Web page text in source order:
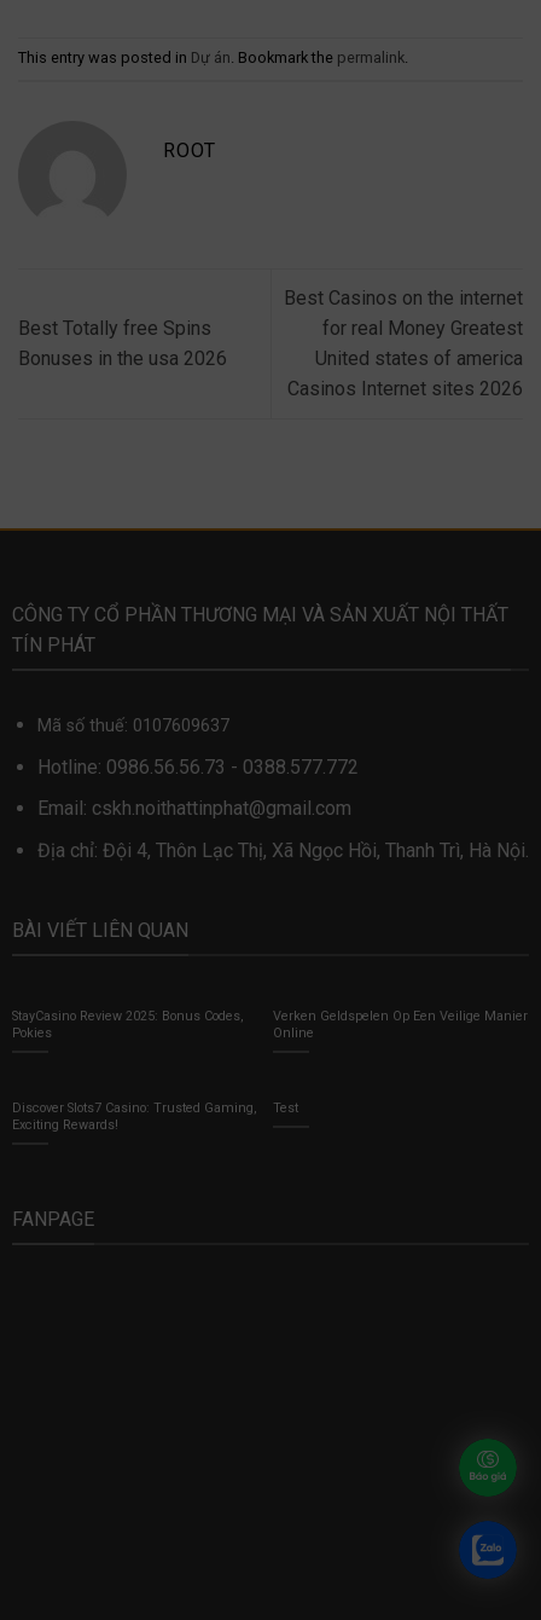
This entry was posted in Dự án. Bookmark the permalink.
ROOT
Best Totally free Spins
Bonuses in the usa 2026
Best Casinos on the internet
for real Money Greatest
United states of america
Casinos Internet sites 2026
CÔNG TY CỔ PHẦN THƯƠNG MẠI VÀ SẢN XUẤT NỘI THẤT
TÍN PHÁT
Mã số thuế: 0107609637
Hotline: 0986.56.56.73 - 0388.577.772
Email: cskh.noithattinphat@gmail.com
Địa chỉ: Đội 4, Thôn Lạc Thị, Xã Ngọc Hồi, Thanh Trì, Hà Nội.
BÀI VIẾT LIÊN QUAN
StayCasino Review 2025: Bonus Codes,
Pokies
Verken Geldspelen Op Een Veilige Manier
Online
Discover Slots7 Casino: Trusted Gaming,
Exciting Rewards!
Test
FANPAGE